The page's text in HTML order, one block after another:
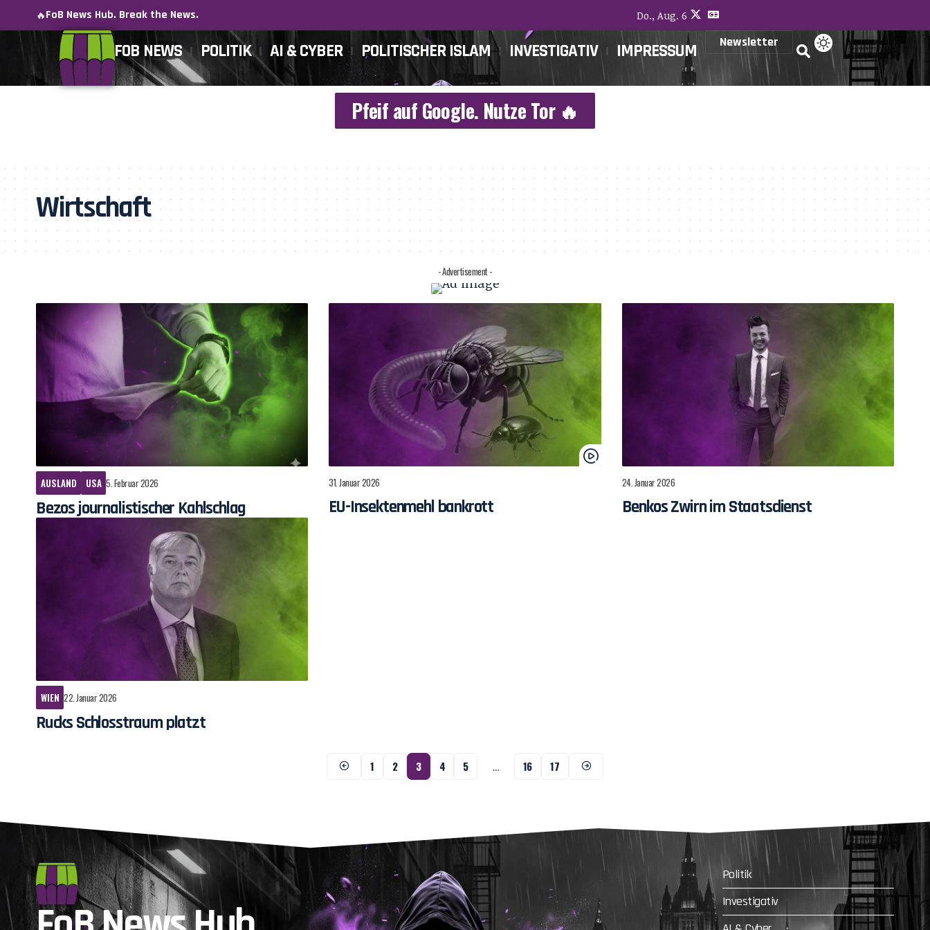
🔥FoB News Hub. Break the News. Do., Aug. 6
FOB NEWS POLITIK AI & CYBER POLITISCHER ISLAM INVESTIGATIV IMPRESSUM Newsletter
Pfeif auf Google. Nutze Tor 🔥
Wirtschaft
- Advertisement -
AUSLAND USA 5. Februar 2026
Bezos journalistischer Kahlschlag
31. Januar 2026
EU-Insektenmehl bankrott
24. Januar 2026
Benkos Zwirn im Staatsdienst
WIEN 22. Januar 2026
Rucks Schlosstraum platzt
1 2 3 4 5 … 16 17
Politik
Investigativ